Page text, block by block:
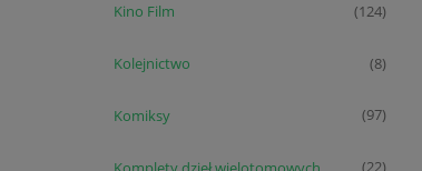
Kino Film (124)
Kolejnictwo (8)
Komiksy (97)